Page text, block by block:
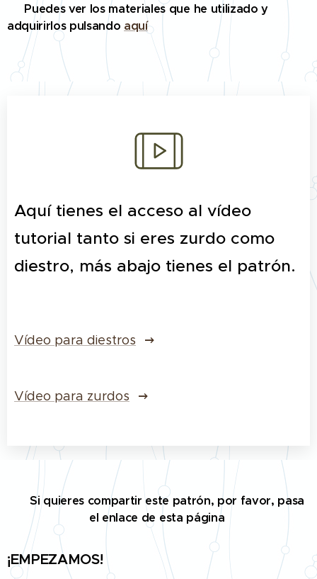
🔨 Puedes ver los materiales que he utilizado y
adquirirlos pulsando aquí
Aquí tienes el acceso al vídeo
tutorial tanto si eres zurdo como
diestro, más abajo tienes el patrón.
Vídeo para diestros
Vídeo para zurdos
Si quieres compartir este patrón, por favor, pasa
el enlace de esta página
¡EMPEZAMOS!